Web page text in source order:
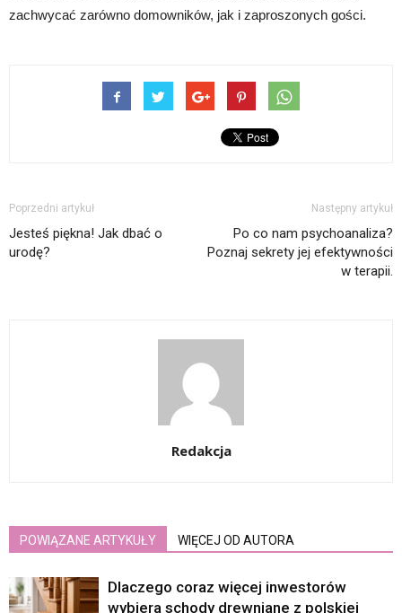
zachwycać zarówno domowników, jak i zaproszonych gości.
Poprzedni artykuł
Jesteś piękna! Jak dbać o
urodę?
Następny artykuł
Po co nam psychoanaliza?
Poznaj sekrety jej efektywności
w terapii.
Redakcja
POWIĄZANE ARTYKUŁY WIĘCEJ OD AUTORA
Dlaczego coraz więcej inwestorów
wybiera schody drewniane z polskiej